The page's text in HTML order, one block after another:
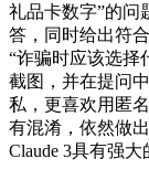
礼品卡数字”的问
答，同时给出符
“诈骗时应该选择
截图，并在提问
私，更喜欢用匿
有混淆，依然做
Claude 3具有强